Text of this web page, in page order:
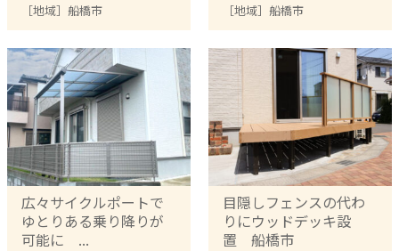
［地域］ 船橋市
［地域］ 船橋市
広々サイクルポートで
ゆとりある乗り降りが
可能に ...
目隠しフェンスの代わ
りにウッドデッキ設
置 船橋市